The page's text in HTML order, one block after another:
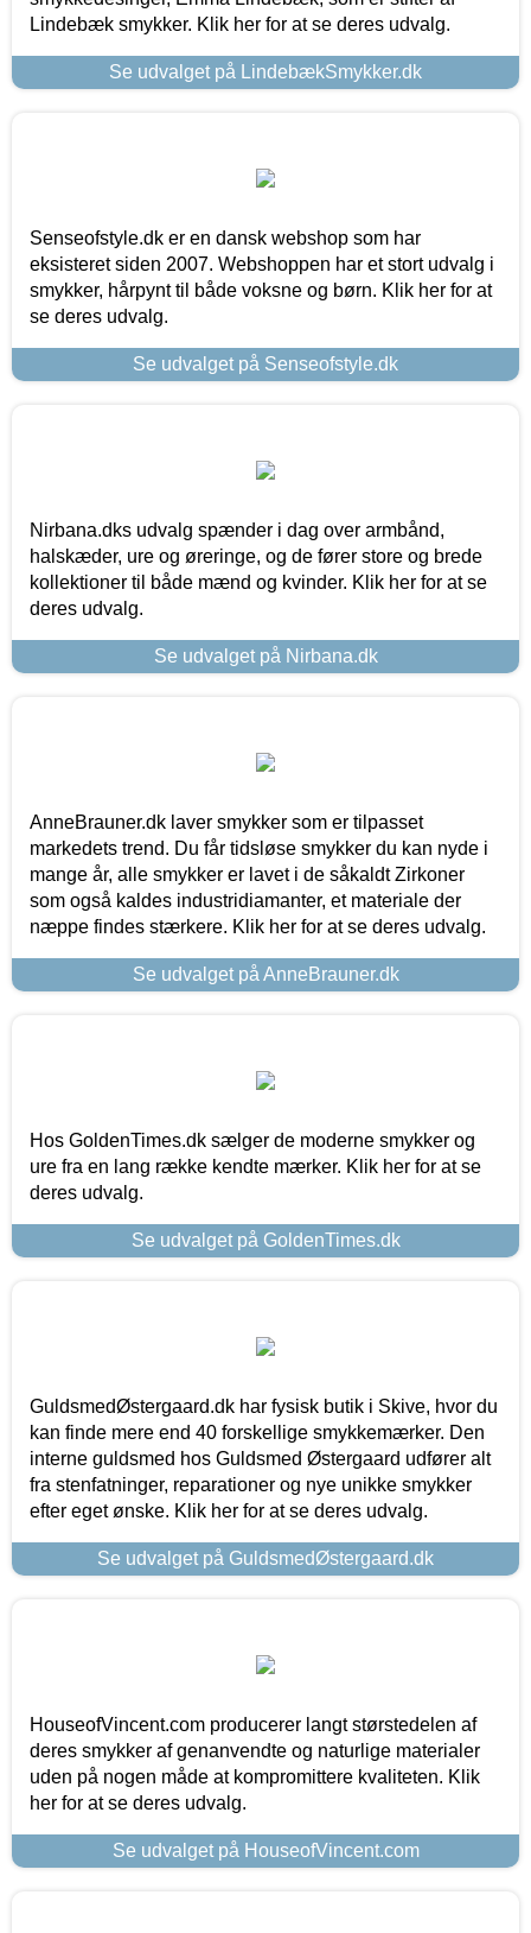
Lindebæk smykker. Klik her for at se deres udvalg.
Se udvalget på LindebækSmykker.dk
Senseofstyle.dk er en dansk webshop som har
eksisteret siden 2007. Webshoppen har et stort udvalg i
smykker, hårpynt til både voksne og børn. Klik her for at
se deres udvalg.
Se udvalget på Senseofstyle.dk
Nirbana.dks udvalg spænder i dag over armbånd,
halskæder, ure og øreringe, og de fører store og brede
kollektioner til både mænd og kvinder. Klik her for at se
deres udvalg.
Se udvalget på Nirbana.dk
AnneBrauner.dk laver smykker som er tilpasset
markedets trend. Du får tidsløse smykker du kan nyde i
mange år, alle smykker er lavet i de såkaldt Zirkoner
som også kaldes industridiamanter, et materiale der
næppe findes stærkere. Klik her for at se deres udvalg.
Se udvalget på AnneBrauner.dk
Hos GoldenTimes.dk sælger de moderne smykker og
ure fra en lang række kendte mærker. Klik her for at se
deres udvalg.
Se udvalget på GoldenTimes.dk
GuldsmedØstergaard.dk har fysisk butik i Skive, hvor du
kan finde mere end 40 forskellige smykkemærker. Den
interne guldsmed hos Guldsmed Østergaard udfører alt
fra stenfatninger, reparationer og nye unikke smykker
efter eget ønske. Klik her for at se deres udvalg.
Se udvalget på GuldsmedØstergaard.dk
HouseofVincent.com producerer langt størstedelen af
deres smykker af genanvendte og naturlige materialer
uden på nogen måde at kompromittere kvaliteten. Klik
her for at se deres udvalg.
Se udvalget på HouseofVincent.com